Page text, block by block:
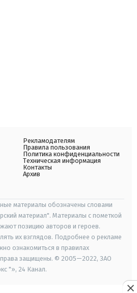
Рекламодателям
Правила пользования
Политика конфиденциальности
Техническая информация
Контакты
Архив
материалы обозначены словами
материал". Материалы с пометкой
позицию авторов и героев.
их взглядов. Подробнее о рекламе
ознакомиться в правилах
права защищены. © 2005—2022, ЗАО
"», 24 Канал.